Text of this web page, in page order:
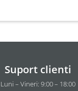
Suport clienti
Luni – Vineri: 9:00 – 18:00